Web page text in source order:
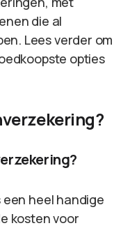
die al
Lees verder om
opties
heel handige
kosten voor